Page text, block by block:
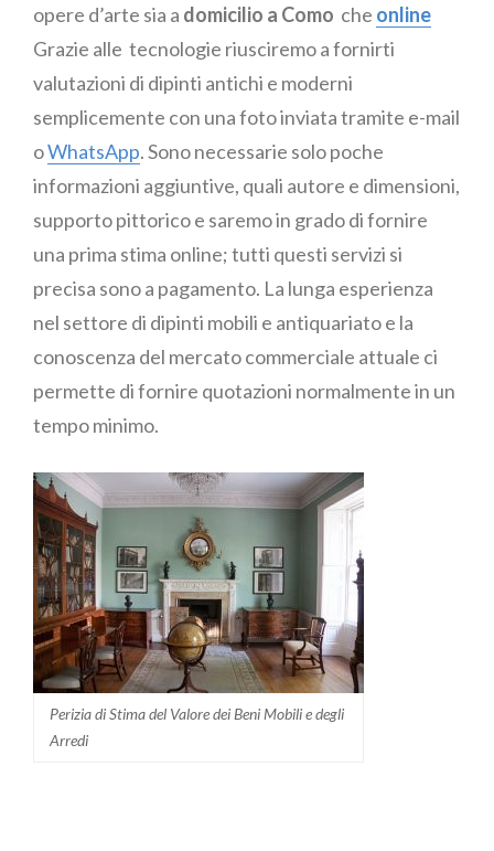
opere d’arte sia a domicilio a Como che online
Grazie alle tecnologie riusciremo a fornirti
valutazioni di dipinti antichi e moderni
semplicemente con una foto inviata tramite e-mail
oWhatsApp. Sono necessarie solo poche
informazioni aggiuntive, quali autore e dimensioni,
supporto pittorico e saremo in grado di fornire
una prima stima online; tutti questi servizi si
precisa sono a pagamento. La lunga esperienza
nel settore di dipinti mobili e antiquariato e la
conoscenza del mercato commerciale attuale ci
permette di fornire quotazioni normalmente in un
tempo minimo.
Perizia di Stima del Valore dei Beni Mobili e degli
Arredi